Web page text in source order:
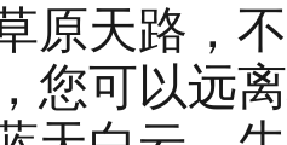
原天路，
您可以远